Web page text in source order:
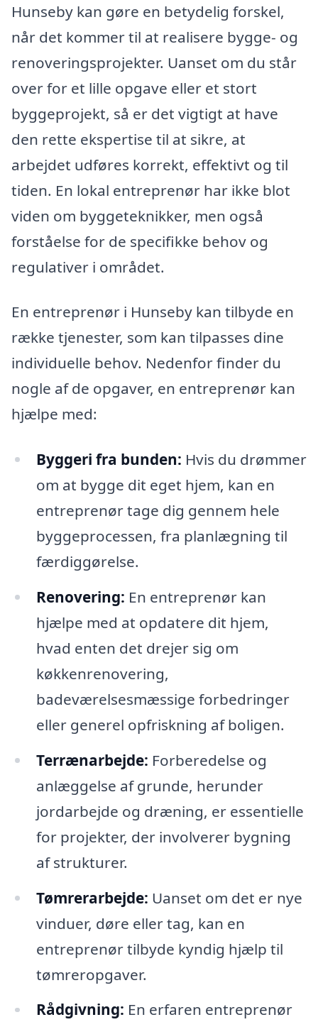
Hunseby kan gøre en betydelig forskel,
når det kommer til at realisere bygge- og
renoveringsprojekter. Uanset om du står
over for et lille opgave eller et stort
byggeprojekt, så er det vigtigt at have
den rette ekspertise til at sikre, at
arbejdet udføres korrekt, effektivt og til
tiden. En lokal entreprenør har ikke blot
viden om byggeteknikker, men også
forståelse for de specifikke behov og
regulativer i området.
En entreprenør i Hunseby kan tilbyde en
række tjenester, som kan tilpasses dine
individuelle behov. Nedenfor finder du
nogle af de opgaver, en entreprenør kan
hjælpe med:
Byggeri fra bunden: Hvis du drømmer
om at bygge dit eget hjem, kan en
entreprenør tage dig gennem hele
byggeprocessen, fra planlægning til
færdiggørelse.
Renovering: En entreprenør kan
hjælpe med at opdatere dit hjem,
hvad enten det drejer sig om
køkkenrenovering,
badeværelsesmæssige forbedringer
eller generel opfriskning af boligen.
Terrænarbejde: Forberedelse og
anlæggelse af grunde, herunder
jordarbejde og dræning, er essentielle
for projekter, der involverer bygning
af strukturer.
Tømrerarbejde: Uanset om det er nye
vinduer, døre eller tag, kan en
entreprenør tilbyde kyndig hjælp til
tømreropgaver.
Rådgivning: En erfaren entreprenør